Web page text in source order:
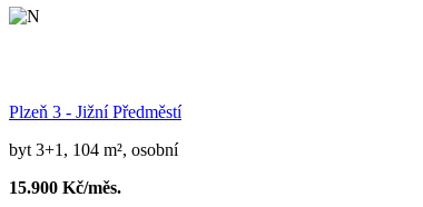
Plzeň 3 - Jižní Předměstí
byt 3+1, 104 m², osobní
15.900 Kč/měs.